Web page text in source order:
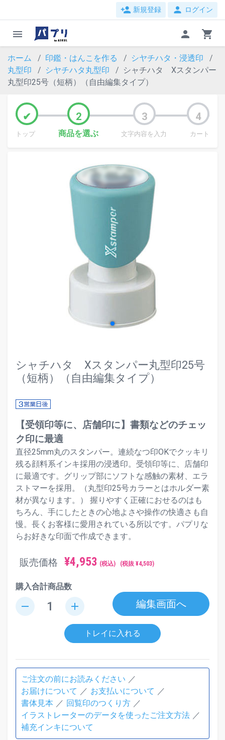
person_add 新規登録 person ログイン
menu person shopping_cart
ホーム 印鑑・はんこを作る
シヤチハタ・浸透印
丸型印
シヤチハタ丸型印
シャチハタ Xスタンパー
丸型印25号（短柄）（自由編集タイプ）
トップ 商品を選ぶ 文字内容を入力 カート
シャチハタ Xスタンパー丸型印25号
（短柄）（自由編集タイプ）
【受領印等に、店舗印に】書類などのチェッ
ク印に最適
直径25mm丸のスタンパー。連続なつ印OKでクッキリ
残る顔料系インキ採用の浸透印。受領印等に、店舗印
に最適です。グリップ部にソフトな感触の素材、エラ
ストマーを採用。（丸型印25号カラーとはホルダー素
材が異なります。） 握りやすく正確におせるのはも
ちろん、手にしたときの心地よさや操作の快適さも自
慢。長くお客様に愛用されている所以です。パプリな
らお好きな印面で作成できます。
販売価格 ¥4,953 (税込) (税抜 ¥4,503)
購入合計商品数
remove add 編集画面へ
トレイに入れる
ご注文の前にお読みください
お届けについて
お支払いについて
書体見本
回覧印のつくり方
イラストレーターのデータを使ったご注文方法
補充インキについて